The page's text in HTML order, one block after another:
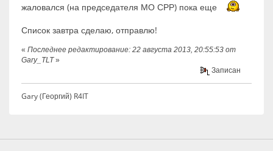
жаловался (на председателя МО СРР) пока еще
Список завтра сделаю, отправлю!
« Последнее редактирование: 22 августа 2013, 20:55:53 от
Gary_TLT»
Записан
Gary (Георгий) R4IT